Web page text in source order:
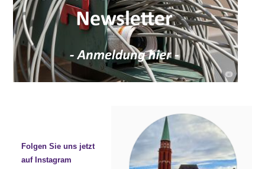
Folgen Sie uns jetzt
auf Instagram